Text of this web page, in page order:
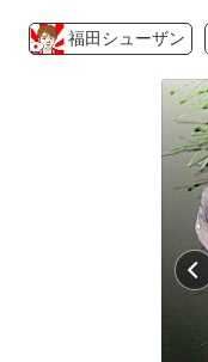
福田シューザン